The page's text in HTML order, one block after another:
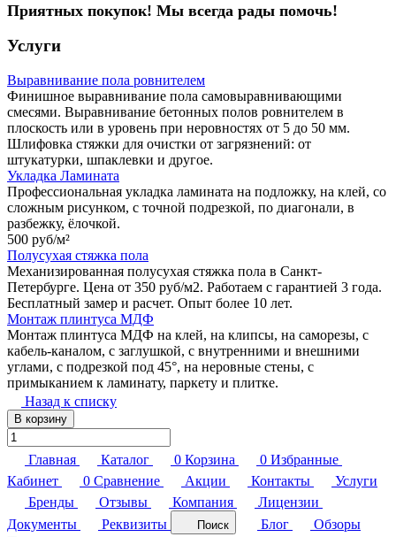
Приятных покупок! Мы всегда рады помочь!
Услуги
Выравнивание пола ровнителем
Финишное выравнивание пола самовыравнивающими
смесями. Выравнивание бетонных полов ровнителем в
плоскость или в уровень при неровностях от 5 до 50 мм.
Шлифовка стяжки для очистки от загрязнений: от
штукатурки, шпаклевки и другое.
Укладка Ламината
Профессиональная укладка ламината на подложку, на клей, со
сложным рисунком, с точной подрезкой, по диагонали, в
разбежку, ёлочкой.
500 руб/м²
Полусухая стяжка пола
Механизированная полусухая стяжка пола в Санкт-
Петербурге. Цена от 350 руб/м2. Работаем с гарантией 3 года.
Бесплатный замер и расчет. Опыт более 10 лет.
Монтаж плинтуса МДФ
Монтаж плинтуса МДФ на клей, на клипсы, на саморезы, с
кабель-каналом, с заглушкой, с внутренними и внешними
углами, с подрезкой под 45°, на неровные стены, с
примыканием к ламинату, паркету и плитке.
Назад к списку
В корзину
Главная Каталог 0 Корзина 0 Избранные
Кабинет
0 Сравнение Акции Контакты
Услуги
Бренды
Отзывы Компания
Лицензии
Документы
Реквизиты Поиск Блог
Обзоры